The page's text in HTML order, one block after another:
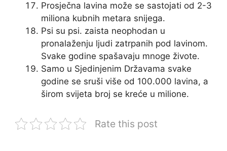
Prosječna lavina može se sastojati od 2-3
miliona kubnih metara snijega.
Psi su psi. zaista neophodan u
pronalaženju ljudi zatrpanih pod lavinom.
Svake godine spašavaju mnoge živote.
Samo u Sjedinjenim Državama svake
godine se sruši više od 100.000 lavina, a
širom svijeta broj se kreće u milione.
Rate this post